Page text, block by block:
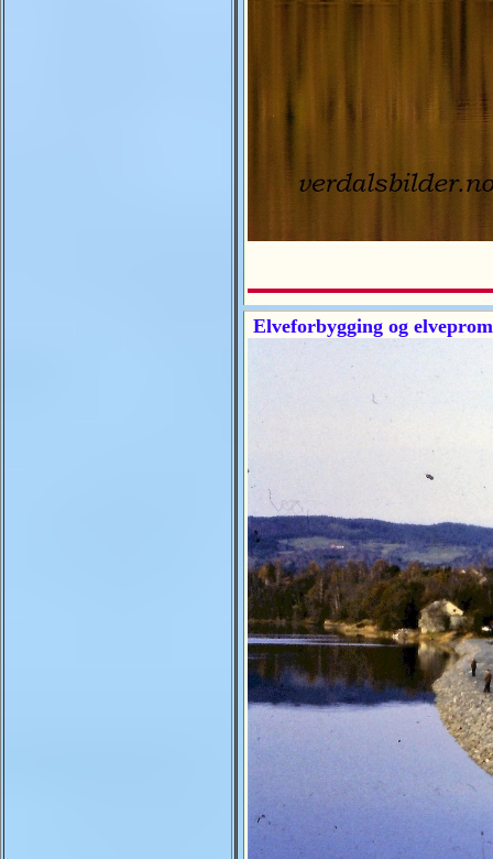
Elveforbygging og